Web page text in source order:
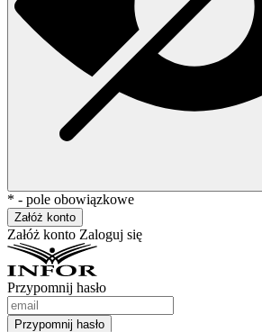
* - pole obowiązkowe
Załóż konto
Załóż konto Zaloguj się
Przypomnij hasło
Przypomnij hasło